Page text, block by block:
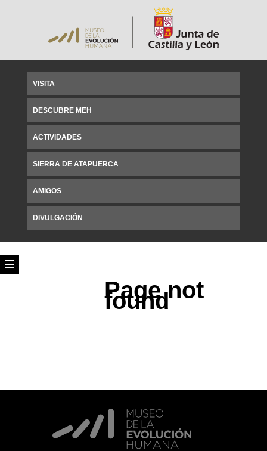
☰
VISITA
DESCUBRE MEH
ACTIVIDADES
SIERRA DE ATAPUERCA
AMIGOS
DIVULGACIÓN
Page not
found